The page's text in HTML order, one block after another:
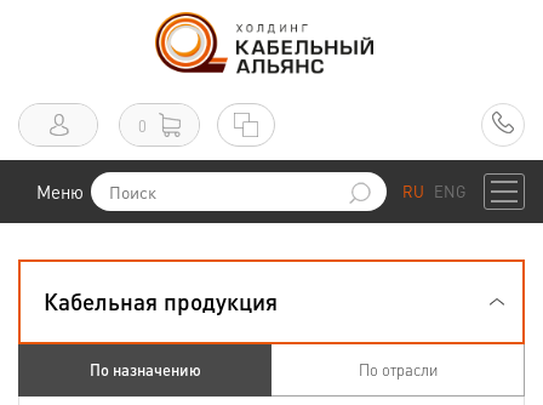
0
Меню RU ENG
Кабельная продукция
По назначению По отрасли